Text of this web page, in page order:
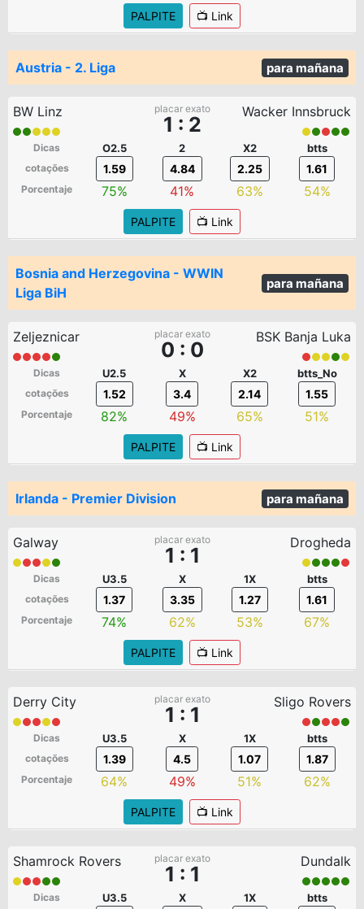
PALPITE 📺 Link
Austria - 2. Liga para mañana
BW Linz placar exato
1 : 2
Wacker Innsbruck
Dicas
cotações
Porcentaje
O2.5
1.59
75%
2
4.84
41%
X2
2.25
63%
btts
1.61
54%
PALPITE 📺 Link
Bosnia and Herzegovina - WWIN
Liga BiH
para mañana
Zeljeznicar placar exato
0 : 0
BSK Banja Luka
Dicas
cotações
Porcentaje
U2.5
1.52
82%
X
3.4
49%
X2
2.14
65%
btts_No
1.55
51%
PALPITE 📺 Link
Irlanda - Premier Division para mañana
Galway placar exato
1 : 1
Drogheda
Dicas
cotações
Porcentaje
U3.5
1.37
74%
X
3.35
62%
1X
1.27
53%
btts
1.61
67%
PALPITE 📺 Link
Derry City placar exato
1 : 1
Sligo Rovers
Dicas
cotações
Porcentaje
U3.5
1.39
64%
X
4.5
49%
1X
1.07
51%
btts
1.87
62%
PALPITE 📺 Link
Shamrock Rovers placar exato
1 : 1
Dundalk
Dicas U3.5 X 1X btts